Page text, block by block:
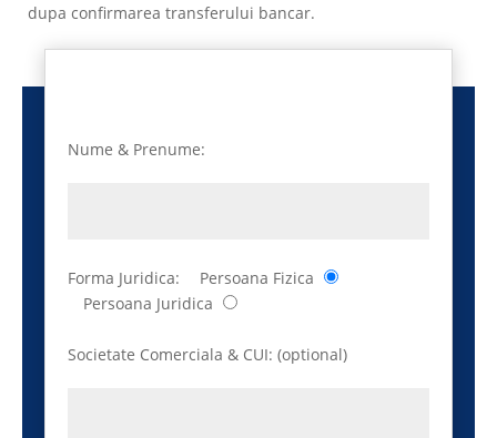
dupa confirmarea transferului bancar.
Nume & Prenume:
Forma Juridica:
Persoana Fizica
Persoana Juridica
Societate Comerciala & CUI: (optional)